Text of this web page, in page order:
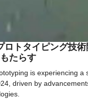
ロトタイピング技
たらす
is experiencing a
driven by